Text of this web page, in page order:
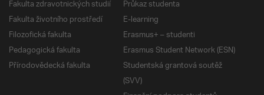
Fakulta zdravotnických studií
Fakulta životního prostředí
Filozofická fakulta
Pedagogická fakulta
Přírodovědecká fakulta
Průkaz studenta
E-learning
Erasmus+ – studenti
Erasmus Student Network (ESN)
Studentská grantová soutěž
(SVV)